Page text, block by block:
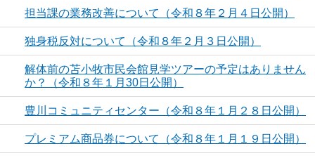
担当課の業務改善について（令和８年２月４日公開）
独身税反対について（令和８年２月３日公開）
解体前の苫小牧市民会館見学ツアーの予定はありません
か？（令和８年１月30日公開）
豊川コミュニティセンター（令和８年１月２８日公開）
プレミアム商品券について（令和８年１月１９日公開）